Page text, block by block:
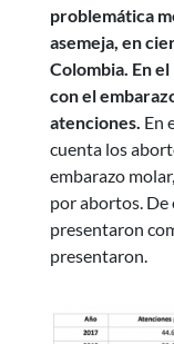
problemática
asemeja, en
Colombia. En
con el
atenciones. En
cuenta los
embarazo
por abortos. De
presentaron
presentaron.